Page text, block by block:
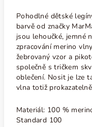
Pohodlné dětské
barvě od značky
jsou lehoučké, jemné
zpracování merino
žebrovaný vzor a
společně s tričkem
oblečení. Nosit je lze
vlna totiž
Materiál: 100 %
Standard 100